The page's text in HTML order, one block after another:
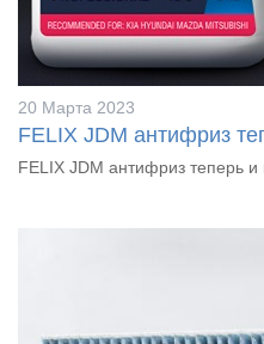
20 Марта 2023
FELIX JDM антифриз
FELIX JDM антифриз теперь и